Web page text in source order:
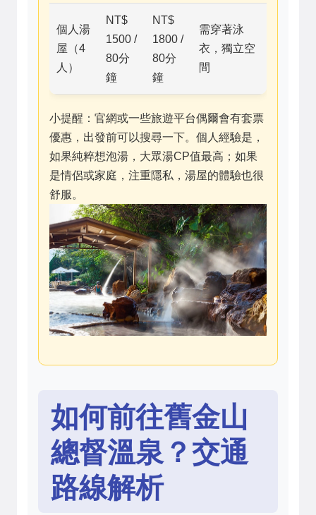
個人湯
屋（4
人）
NT$
1500 /
80分
鐘
NT$
1800 /
80分
鐘
需穿著泳
衣，獨立空
間
小提醒：官網或一些旅遊平台偶爾會有套票
優惠，出發前可以搜尋一下。個人經驗是，
如果純粹想泡湯，大眾湯CP值最高；如果
是情侶或家庭，注重隱私，湯屋的體驗也很
舒服。
如何前往舊金山
總督溫泉？交通
路線解析